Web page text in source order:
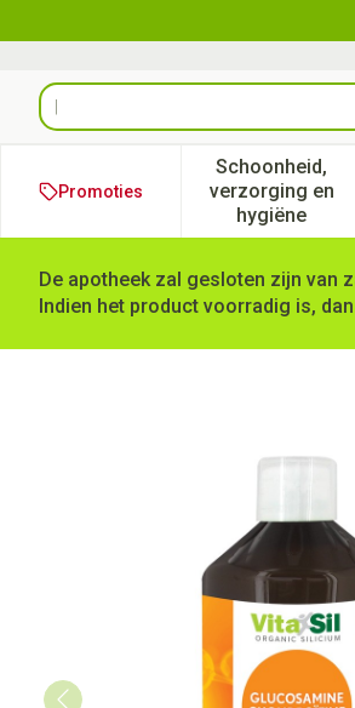
Product, merk, categorie...
Promoties
Schoonheid,
verzorging en
hygiëne
Toon
De apotheek zal gesloten zijn van
Indien het product voorradig is,
Vitasil